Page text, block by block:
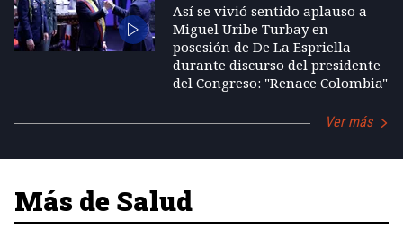
Así se vivió sentido aplauso a
Miguel Uribe Turbay en
posesión de De La Espriella
durante discurso del presidente
del Congreso: "Renace Colombia"
Ver más
Más de Salud